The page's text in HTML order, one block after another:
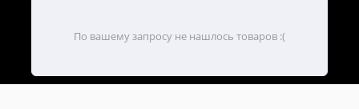
По вашему запросу не нашлось товаров :(